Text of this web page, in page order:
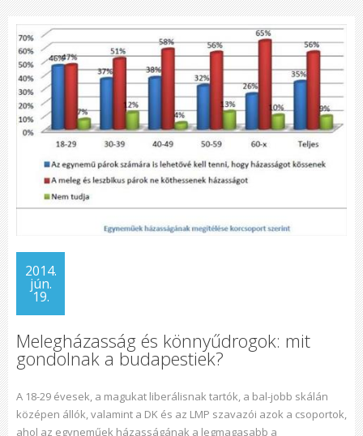
2014.
jún.
19.
Melegházasság és könnyűdrogok: mit
gondolnak a budapestiek?
A 18-29 évesek, a magukat liberálisnak tartók, a bal-jobb skálán
középen állók, valamint a DK és az LMP szavazói azok a csoportok,
ahol az egyneműek házasságának a legmagasabb a